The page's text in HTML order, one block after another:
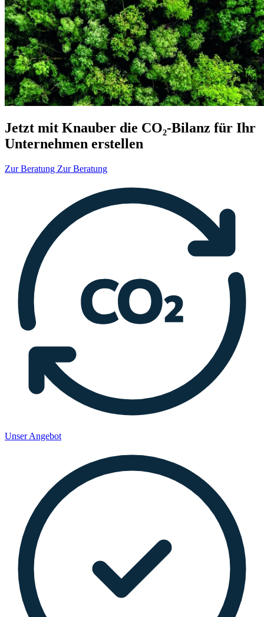
Jetzt mit Knauber die CO₂-Bilanz für Ihr
Unternehmen erstellen
Zur Beratung Zur Beratung
Unser Angebot